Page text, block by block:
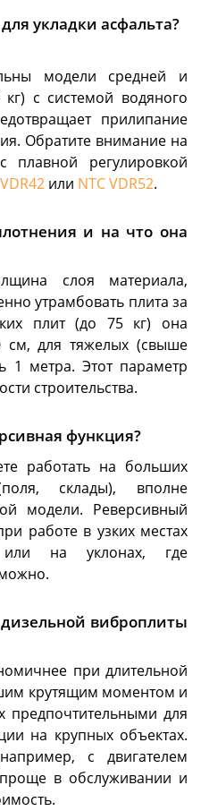
укладки асфальта?
модели средней и
с системой водяного
прилипание
Обратите внимание на
плавной регулировкой
или NTC VDR52.
и на что она
слоя материала,
утрамбовать плита за
плит (до 75 кг) она
см, для тяжелых (свыше
1 метра. Этот параметр
строительства.
функция?
работать на больших
склады), вполне
модели. Реверсивный
работе в узких местах
на уклонах, где
виброплиты
при длительной
крутящим моментом и
предпочтительными для
на крупных объектах.
с двигателем
в обслуживании и